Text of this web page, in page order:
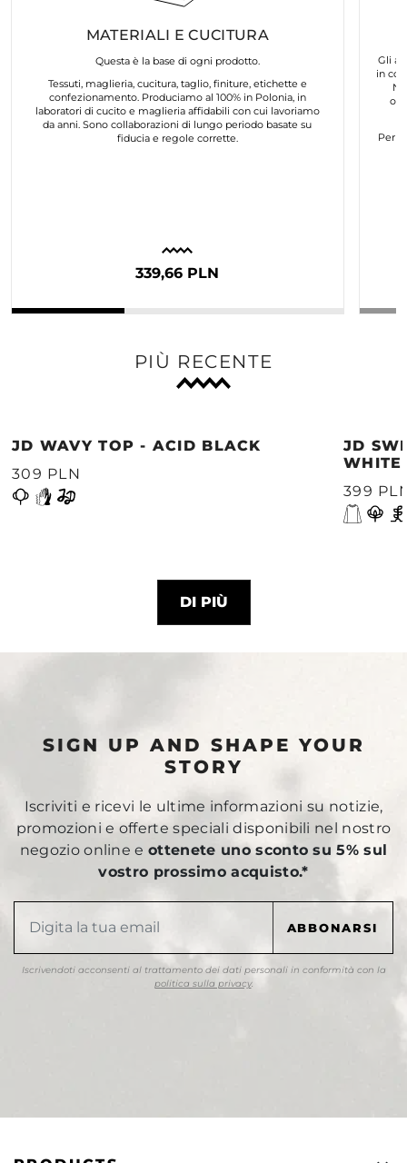
MATERIALI E CUCITURA
Questa è la base di ogni prodotto.
Tessuti, maglieria, cucitura, taglio, finiture, etichette e
confezionamento. Produciamo al 100% in Polonia, in
laboratori di cucito e maglieria affidabili con cui lavoriamo
da anni. Sono collaborazioni di lungo periodo basate su
fiducia e regole corrette.
339,66 PLN
Gli
in
Per
PIÙ RECENTE
JD WAVY TOP - ACID BLACK
309 PLN
JD
WHITE
399
DI PIÙ
SIGN UP AND SHAPE YOUR
STORY
Iscriviti e ricevi le ultime informazioni su notizie,
promozioni e offerte speciali disponibili nel nostro
negozio online eottenete uno sconto su 5% sul
vostro prossimo acquisto.*
Iscrivendoti acconsenti al trattamento dei dati personali in conformità con la
politica sulla privacy.